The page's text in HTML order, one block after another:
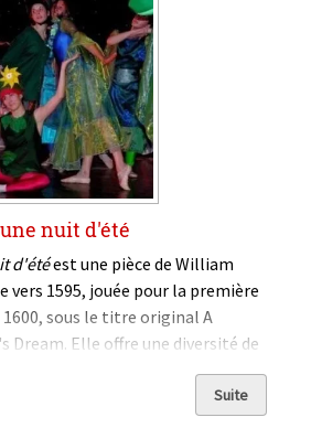
nuit d'été
d'étéest une pièce de William
vers 1595, jouée pour la première
1600, sous le titre original A
Dream. Elle offre une diversité de
à la farce en passant par la
familière au public anglais deSuite